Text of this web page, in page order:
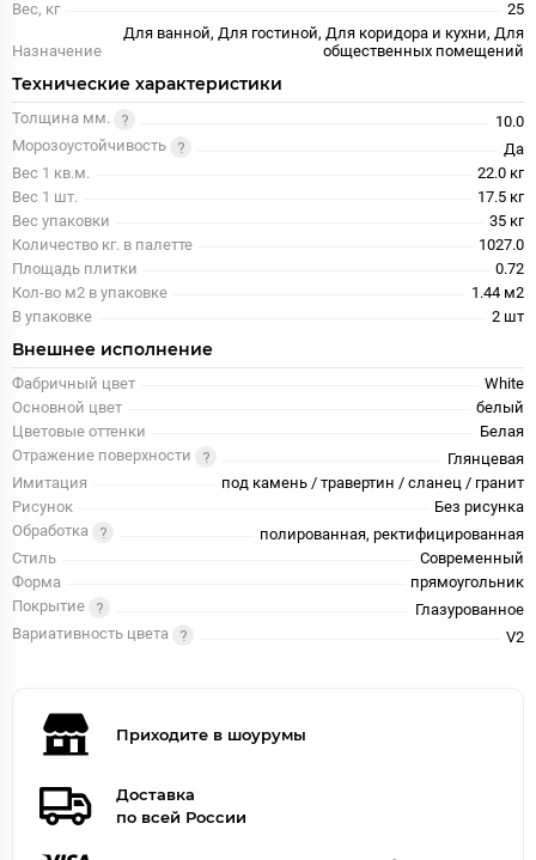
Вес, кг
25
Назначение
Для ванной, Для гостиной, Для коридора и кухни, Для
общественных помещений
Технические характеристики
Толщина мм.
10.0
Морозоустойчивость
Да
Вес 1 кв.м.
22.0 кг
Вес 1 шт.
17.5 кг
Вес упаковки
35 кг
Количество кг. в палетте
1027.0
Площадь плитки
0.72
Кол-во м2 в упаковке
1.44 м2
В упаковке
2 шт
Внешнее исполнение
Фабричный цвет
White
Основной цвет
белый
Цветовые оттенки
Белая
Отражение поверхности
Глянцевая
Имитация
под камень / травертин / сланец / гранит
Рисунок
Без рисунка
Обработка
полированная, ректифицированная
Стиль
Современный
Форма
прямоугольник
Покрытие
Глазурованное
Вариативность цвета
V2
Приходите в шоурумы
Доставка
по всей России